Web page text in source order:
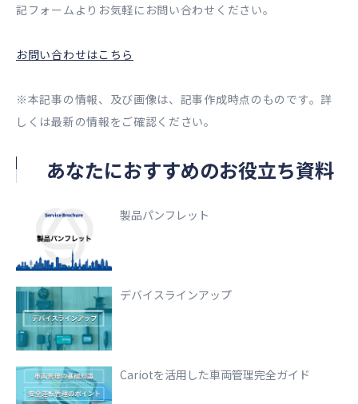
記フォームよりお気軽にお問い合わせください。
お問い合わせはこちら
※本記事の情報、及び画像は、記事作成時点のものです。詳
しくは最新の情報をご確認ください。
あなたにおすすめのお役立ち資料
製品パンフレット
デバイスラインアップ
Cariotを活用した車両管理完全ガイド